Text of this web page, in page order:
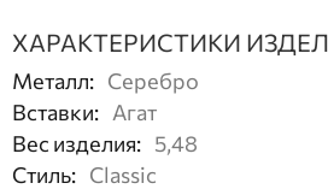
ХАРАКТЕРИСТИКИ
Металл: Серебро
Вставки: Агат
Вес изделия: 5,48
Стиль: Classic